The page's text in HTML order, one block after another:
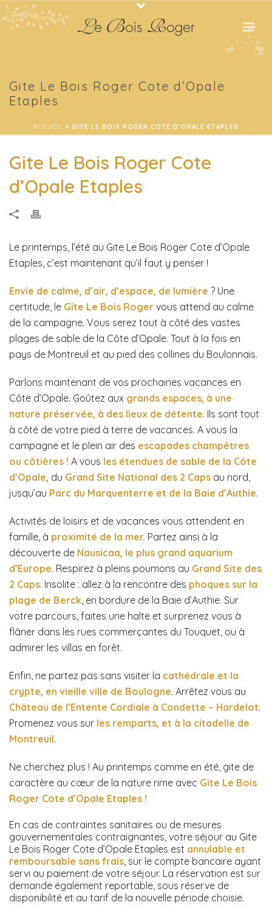
Gite Le Bois Roger Cote d’Opale
Etaples
ACCUEIL » GITE LE BOIS ROGER COTE D’OPALE ETAPLES
Gite Le Bois Roger Cote
d’Opale Etaples
Le printemps, l’été au Gite Le Bois Roger Cote d’Opale
Etaples, c’est maintenant qu’il faut y penser !
Envie de calme, d’air, d’espace, de lumière ? Une
certitude, le Gîte Le Bois Roger vous attend au calme
de la campagne. Vous serez tout à côté des vastes
plages de sable de la Côte d’Opale. Tout à la fois en
pays de Montreuil et au pied des collines du Boulonnais.
Parlons maintenant de vos prochaines vacances en
Côte d’Opale. Goûtez aux grands espaces, à une
nature préservée, à des lieux de détente. Ils sont tout
à côté de votre pied à terre de vacances. A vous la
campagne et le plein air des escapades champêtres
ou côtières ! A vous les étendues de sable de la Côte
d’Opale, du Grand Site National des 2 Caps au nord,
jusqu’au Parc du Marquenterre et de la Baie d’Authie.
Activités de loisirs et de vacances vous attendent en
famille, à proximité de la mer. Partez ainsi à la
découverte de Nausicaa, le plus grand aquarium
d’Europe. Respirez à pleins poumons au Grand Site des
2 Caps. Insolite : allez à la rencontre des phoques sur la
plage de Berck, en bordure de la Baie d’Authie. Sur
votre parcours, faites une halte et surprenez vous à
flâner dans les rues commerçantes du Touquet, ou à
admirer les villas en forêt.
Enfin, ne partez pas sans visiter la cathédrale et la
crypte, en vieille ville de Boulogne. Arrêtez vous au
Château de l’Entente Cordiale à Condette – Hardelot.
Promenez vous sur les remparts, et à la citadelle de
Montreuil.
Ne cherchez plus ! Au printemps comme en été, gite de
caractère au cœur de la nature rime avec Gite Le Bois
Roger Cote d’Opale Etaples !
En cas de contraintes sanitaires ou de mesures
gouvernementales contraignantes, votre séjour au Gite
Le Bois Roger Cote d’Opale Etaples est annulable et
remboursable sans frais, sur le compte bancaire ayant
servi au paiement de votre séjour. La réservation est sur
demande également reportable, sous réserve de
disponibilité et au tarif de la nouvelle période choisie.